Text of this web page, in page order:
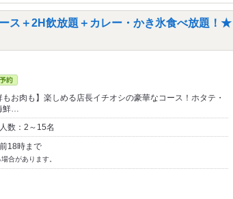
ス＋2H飲放題＋カレー・かき氷食べ放題！★
お肉も】楽しめる店長イチオシの豪華なコース！ホタテ・
鮮…
数：2～15名
18時まで
合があります。